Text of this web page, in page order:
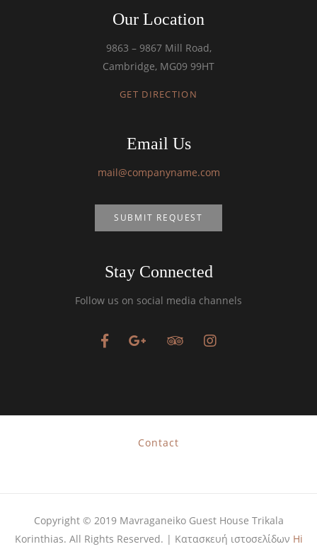
Our Location
9863 – 9867 Mill Road,
Cambridge, MG09 99HT
GET DIRECTION
Email Us
mail@companyname.com
SUBMIT REQUEST
Stay Connected
Follow us on social media channels
Contact
Copyright © 2019 Mavraganeiko Guest House Trikala
Korinthias. All Rights Reserved. | Κατασκευή ιστοσελίδων Hi